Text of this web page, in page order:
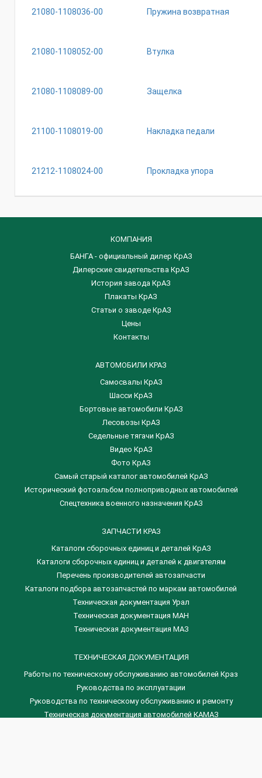
21080-1108036-00 Пружина возвратная
21080-1108052-00 Втулка
21080-1108089-00 Защелка
21100-1108019-00 Накладка педали
21212-1108024-00 Прокладка упора
КОМПАНИЯ
БАНГА - официальный дилер КрАЗ
Дилерские свидетельства КрАЗ
История завода КрАЗ
Плакаты КрАЗ
Статьи о заводе КрАЗ
Цены
Контакты
АВТОМОБИЛИ КРАЗ
Самосвалы КрАЗ
Шасси КрАЗ
Бортовые автомобили КрАЗ
Лесовозы КрАЗ
Седельные тягачи КрАЗ
Видео КрАЗ
Фото КрАЗ
Самый старый каталог автомобилей КрАЗ
Исторический фотоальбом полноприводных автомобилей
Спецтехника военного назначения КрАЗ
ЗАПЧАСТИ КРАЗ
Каталоги сборочных единиц и деталей КрАЗ
​Каталоги сборочных единиц и деталей к двигателям
Перечень производителей автозапчасти
Каталоги подбора автозапчастей по маркам автомобилей
Техническая документация Урал
Техническая документация МАН
Техническая документация МАЗ
ТЕХНИЧЕСКАЯ ДОКУМЕНТАЦИЯ
Работы по техническому обслуживанию автомобилей Краз
Руководства по эксплуатации
Руководства по техническому обслуживанию и ремонту
Техническая документация автомобилей КАМАЗ